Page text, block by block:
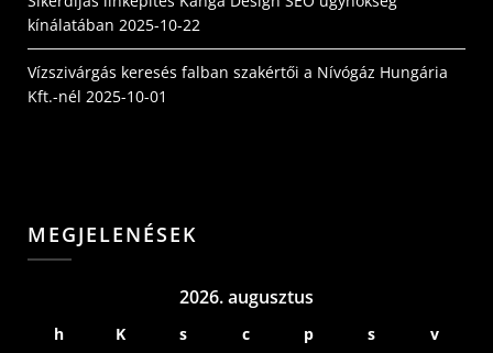
kínálatában 2025-10-22
Vízszivárgás keresés falban szakértői a Nívógáz Hungária
Kft.-nél 2025-10-01
MEGJELENÉSEK
2026. augusztus
h K s c p s
v